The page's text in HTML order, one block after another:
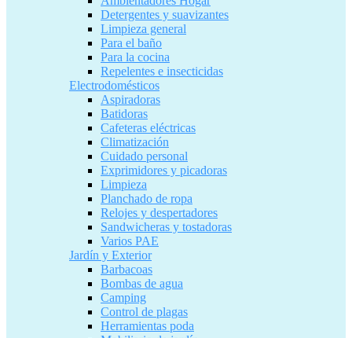
Detergentes y suavizantes
Limpieza general
Para el baño
Para la cocina
Repelentes e insecticidas
Electrodomésticos
Aspiradoras
Batidoras
Cafeteras eléctricas
Climatización
Cuidado personal
Exprimidores y picadoras
Limpieza
Planchado de ropa
Relojes y despertadores
Sandwicheras y tostadoras
Varios PAE
Jardín y Exterior
Barbacoas
Bombas de agua
Camping
Control de plagas
Herramientas poda